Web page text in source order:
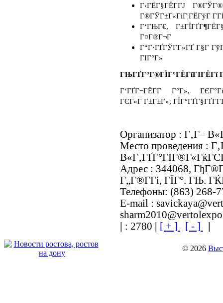
Г‹ГЁГ§ГЁГ­ГЈ
Г®ГЎГ±Г«ГіГ¦ГЁГўГ
Г‘ГЊГ€,
Г¤Г®Г¬Г
Г“Г·ГҐГЎГ­Г»ГҐ Г§Г
ГІГ°Г»
ГЊГҐГ°Г®ГЇГ°ГЁГїГІГЁГї
Г‘ГҐГ¬ГЁГ­Г Г°Г»,
ГЄГ«Г Г±Г±Г»,
Организатор : Г‚Г–
Место проведения :
Адрес : 344068,
Г„Г®Г­Гі, ГЇГ°. ГЊ.
Телефоны: (863) 268-
E-mail :
: 2780 [ + ] [ - ]
© 2026